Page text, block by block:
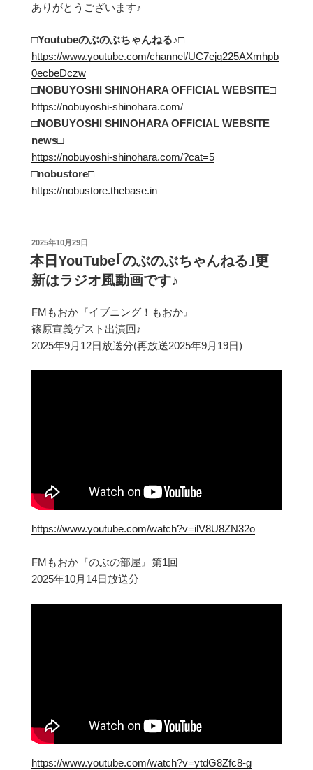
ありがとうございます♪
□Youtubeのぶのぶちゃんねる♪□
https://www.youtube.com/channel/UC7ejq225AXmhpb
0ecbeDczw
□NOBUYOSHI SHINOHARA OFFICIAL WEBSITE□
https://nobuyoshi-shinohara.com/
□NOBUYOSHI SHINOHARA OFFICIAL WEBSITE
news□
https://nobuyoshi-shinohara.com/?cat=5
□nobustore□
https://nobustore.thebase.in
投
稿
日:
2025年10月29日
本日YouTube｢のぶのぶちゃんねる｣更
新はラジオ風動画です♪
FMもおか『イブニング！もおか』
篠原宣義ゲスト出演回♪
2025年9月12日放送分(再放送2025年9月19日)
https://www.youtube.com/watch?v=ilV8U8ZN32o
FMもおか『のぶの部屋』第1回
2025年10月14日放送分
https://www.youtube.com/watch?v=ytdG8Zfc8-g